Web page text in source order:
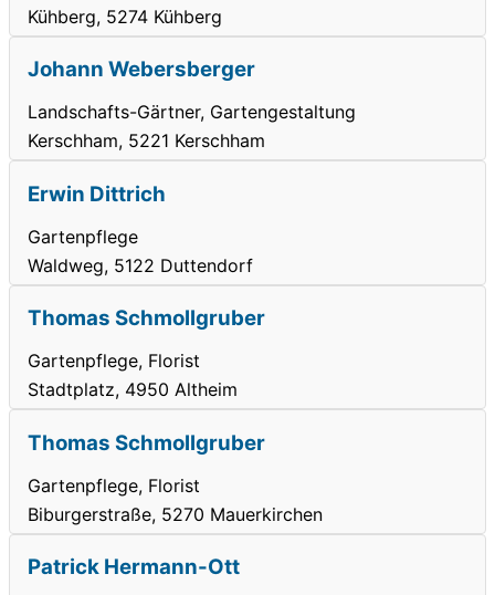
Kühberg, 5274 Kühberg
Johann Webersberger
Landschafts-Gärtner, Gartengestaltung
Kerschham, 5221 Kerschham
Erwin Dittrich
Gartenpflege
Waldweg, 5122 Duttendorf
Thomas Schmollgruber
Gartenpflege, Florist
Stadtplatz, 4950 Altheim
Thomas Schmollgruber
Gartenpflege, Florist
Biburgerstraße, 5270 Mauerkirchen
Patrick Hermann-Ott